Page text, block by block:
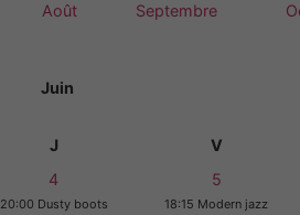
Août Septembre
Juin
J V
4
20:00 Dusty boots
5
18:15 Modern jazz